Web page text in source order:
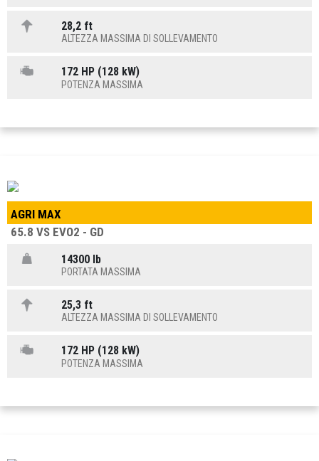
28,2 ft
ALTEZZA MASSIMA DI SOLLEVAMENTO
172 HP (128 kW)
POTENZA MASSIMA
AGRI MAX
65.8 VS EVO2 - GD
14300 lb
PORTATA MASSIMA
25,3 ft
ALTEZZA MASSIMA DI SOLLEVAMENTO
172 HP (128 kW)
POTENZA MASSIMA